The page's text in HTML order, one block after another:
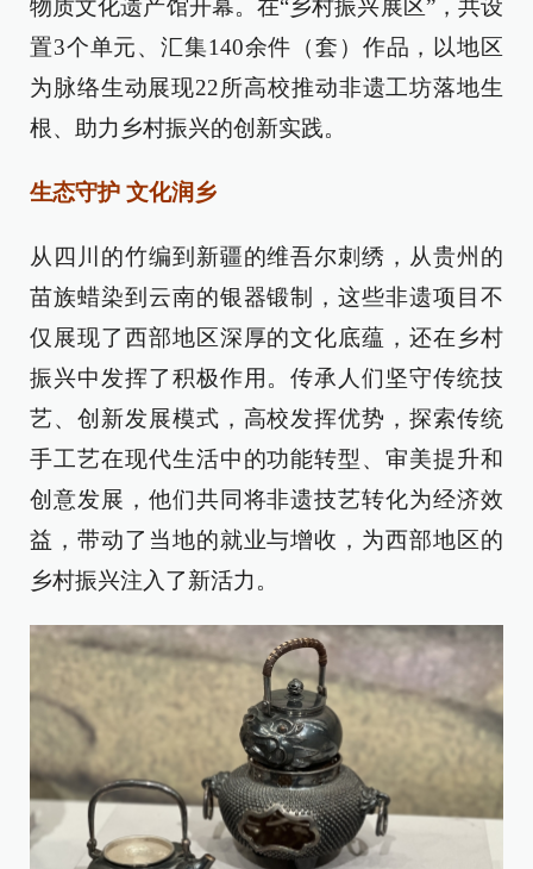
物质文化遗产馆开幕。在“乡村振兴展区”，共设
置3个单元、汇集140余件（套）作品，以地区
为脉络生动展现22所高校推动非遗工坊落地生
根、助力乡村振兴的创新实践。
生态守护 文化润乡
从四川的竹编到新疆的维吾尔刺绣，从贵州的
苗族蜡染到云南的银器锻制，这些非遗项目不
仅展现了西部地区深厚的文化底蕴，还在乡村
振兴中发挥了积极作用。传承人们坚守传统技
艺、创新发展模式，高校发挥优势，探索传统
手工艺在现代生活中的功能转型、审美提升和
创意发展，他们共同将非遗技艺转化为经济效
益，带动了当地的就业与增收，为西部地区的
乡村振兴注入了新活力。